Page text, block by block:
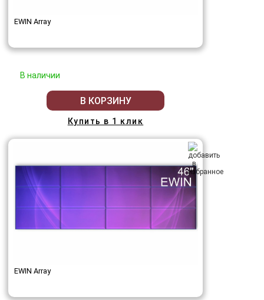
EWIN Array
В наличии
В КОРЗИНУ
Купить в 1 клик
EWIN Array